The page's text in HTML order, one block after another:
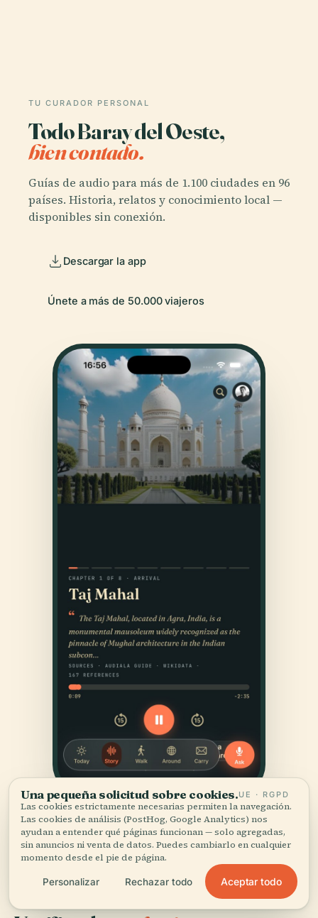
TU CURADOR PERSONAL
Todo Baray del Oeste,
bien contado.
Guías de audio para más de 1.100 ciudades en 96
países. Historia, relatos y conocimiento local —
disponibles sin conexión.
Descargar la app
Únete a más de 50.000 viajeros
Una pequeña solicitud sobre cookies.UE · RGPD
Las cookies estrictamente necesarias permiten la navegación.
Las cookies de análisis (PostHog, Google Analytics) nos
ayudan a entender qué páginas funcionan — solo agregadas,
sin anuncios ni venta de datos. Puedes cambiarlo en cualquier
momento desde el pie de página.
Personalizar Rechazar todo Aceptar todo